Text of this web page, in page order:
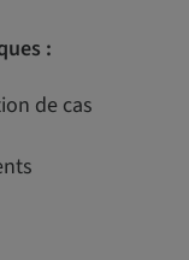
:
de cas